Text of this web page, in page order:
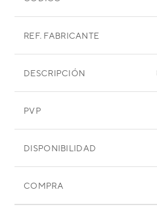
REF. FABRICANTE
DESCRIPCIÓN
PVP
DISPONIBILIDAD
COMPRA